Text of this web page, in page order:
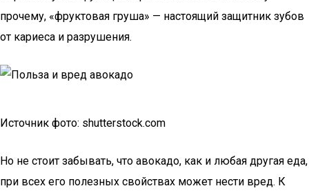
прочему, «фруктовая груша» — настоящий защитник зубов
от кариеса и разрушения.
Источник фото: shutterstock.com
Но не стоит забывать, что авокадо, как и любая другая еда,
при всех его полезных свойствах может нести вред. К